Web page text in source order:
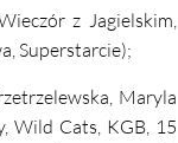
z Jagielskim,
Superstarcie);
Maryla
Wild Cats, KGB, 15